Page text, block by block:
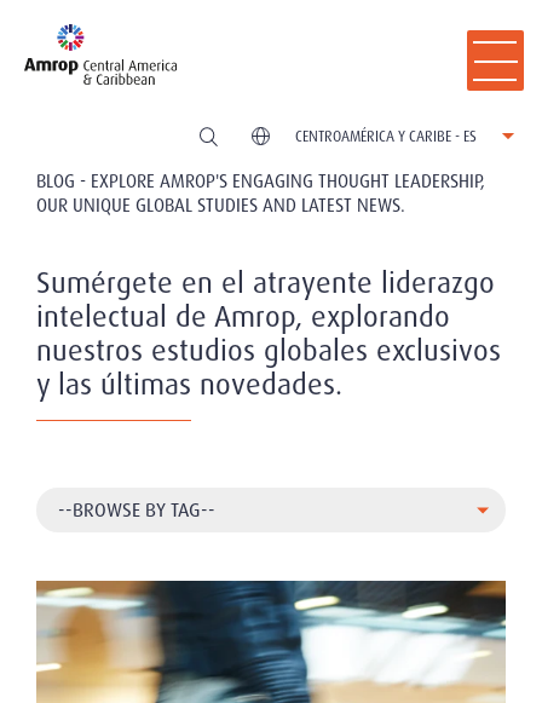
CENTROAMÉRICA Y CARIBE - ES
BLOG - EXPLORE AMROP'S ENGAGING THOUGHT LEADERSHIP,
OUR UNIQUE GLOBAL STUDIES AND LATEST NEWS.
Sumérgete en el atrayente liderazgo
intelectual de Amrop, explorando
nuestros estudios globales exclusivos
y las últimas novedades.